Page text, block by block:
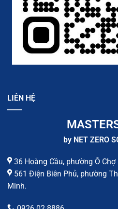
LIÊN HỆ
by NET ZERO
36 Hoàng Cầu, phường Ô Chợ
561 Điện Biên Phủ, phường
Minh.